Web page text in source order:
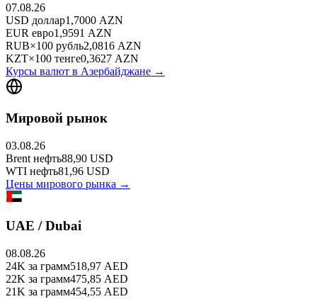
07.08.26
USD доллар1,7000 AZN
EUR евро1,9591 AZN
RUB×100 рубль2,0816 AZN
KZT×100 тенге0,3627 AZN
Курсы валют в Азербайджане →
Мировой рынок
03.08.26
Brent нефть88,90 USD
WTI нефть81,96 USD
Цены мирового рынка →
UAE / Dubai
08.08.26
24K за грамм518,97 AED
22K за грамм475,85 AED
21K за грамм454,55 AED